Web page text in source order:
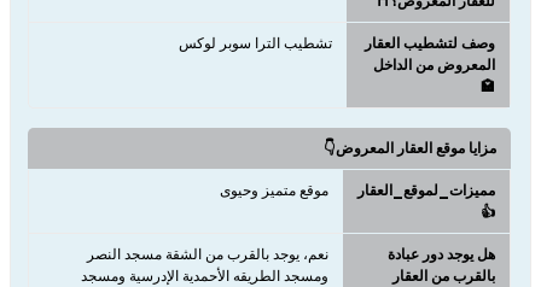
وصف لتشطيب العقار
المعروض من الداخل
🏩
تشطيب الترا سوبر لوكس
مزايا موقع العقار المعروض👇
مميزات_لموقع_العقار
👍
موقع متميز وحيوى
هل يوجد دور عبادة
بالقرب من العقار
نعم، يوجد بالقرب من الشقة مسجد النصر
ومسجد الطريقه الأحمدية الإدرسية ومسجد